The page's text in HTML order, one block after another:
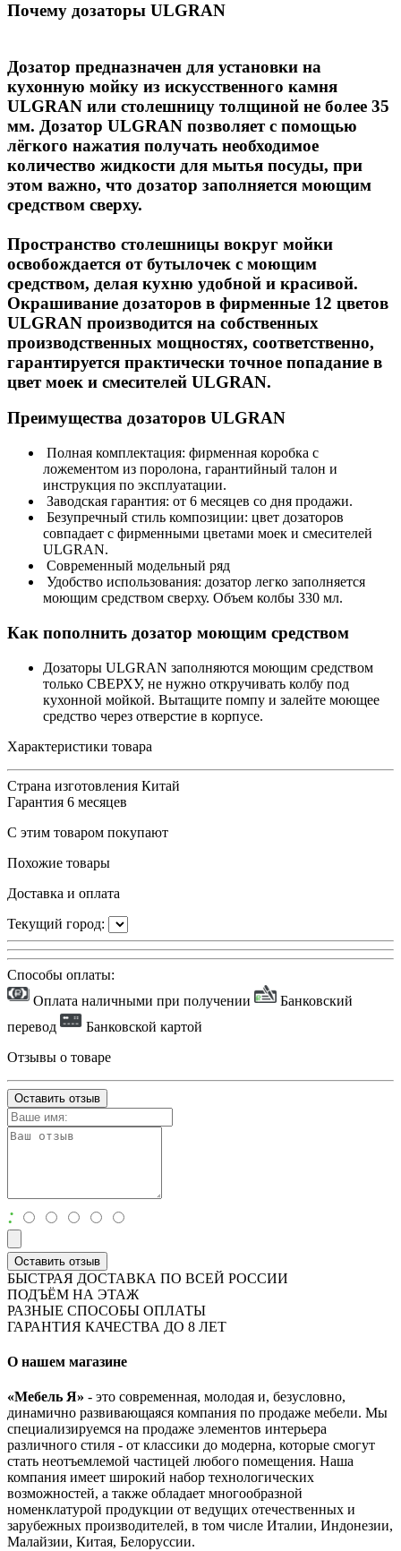
Почему дозаторы ULGRAN
Дозатор предназначен для установки на
кухонную мойку из искусственного камня
ULGRAN или столешницу толщиной не более 35
мм. Дозатор ULGRAN позволяет с помощью
лёгкого нажатия получать необходимое
количество жидкости для мытья посуды, при
этом важно, что дозатор заполняется моющим
средством сверху.
Пространство столешницы вокруг мойки
освобождается от бутылочек с моющим
средством, делая кухню удобной и красивой.
Окрашивание дозаторов в фирменные 12 цветов
ULGRAN производится на собственных
производственных мощностях, соответственно,
гарантируется практически точное попадание в
цвет моек и смесителей ULGRAN.
Преимущества дозаторов ULGRAN
Полная комплектация: фирменная коробка с
ложементом из поролона, гарантийный талон и
инструкция по эксплуатации.
Заводская гарантия: от 6 месяцев со дня продажи.
Безупречный стиль композиции: цвет дозаторов
совпадает с фирменными цветами моек и смесителей
ULGRAN.
Современный модельный ряд
Удобство использования: дозатор легко заполняется
моющим средством сверху. Объем колбы 330 мл.
Как пополнить дозатор моющим средством
Дозаторы ULGRAN заполняются моющим средством
только СВЕРХУ, не нужно откручивать колбу под
кухонной мойкой. Вытащите помпу и залейте моющее
средство через отверстие в корпусе.
Характеристики товара
Страна изготовления Китай
Гарантия 6 месяцев
С этим товаром покупают
Похожие товары
Доставка и оплата
Текущий город:
Способы оплаты:
Оплата наличными при получении
Банковский
перевод
Банковской картой
Отзывы о товаре
Оставить отзыв
:
Оставить отзыв
БЫСТРАЯ ДОСТАВКА ПО ВСЕЙ РОССИИ
ПОДЪЁМ НА ЭТАЖ
РАЗНЫЕ СПОСОБЫ ОПЛАТЫ
ГАРАНТИЯ КАЧЕСТВА ДО 8 ЛЕТ
О нашем магазине
«Мебель Я» - это современная, молодая и, безусловно,
динамично развивающаяся компания по продаже мебели. Мы
специализируемся на продаже элементов интерьера
различного стиля - от классики до модерна, которые смогут
стать неотъемлемой частицей любого помещения. Наша
компания имеет широкий набор технологических
возможностей, а также обладает многообразной
номенклатурой продукции от ведущих отечественных и
зарубежных производителей, в том числе Италии, Индонезии,
Малайзии, Китая, Белоруссии.